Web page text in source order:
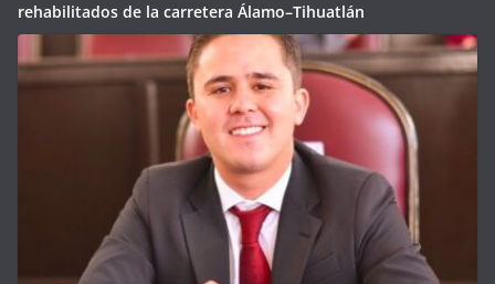
rehabilitados de la carretera Álamo–Tihuatlán